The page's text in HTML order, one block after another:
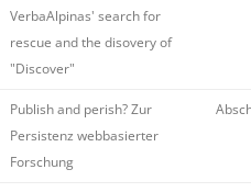
VerbaAlpinas' search for
rescue and the disovery of
"Discover"
Publish and perish? Zur
Persistenz webbasierter
Forschung